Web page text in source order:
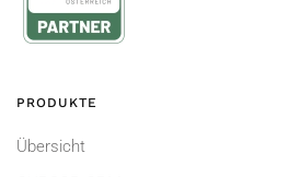
PRODUKTE
Übersicht